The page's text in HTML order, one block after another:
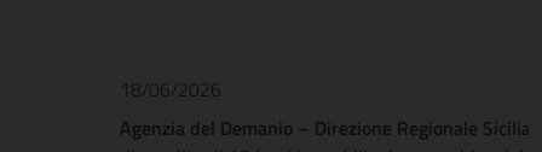
Agenzia del Demanio – Direzione Regionale Sicilia – Avviso